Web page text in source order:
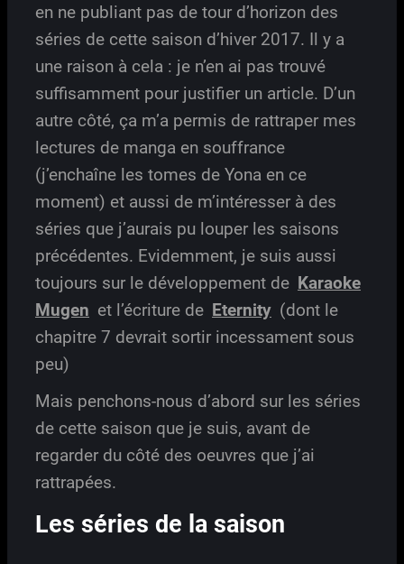
en ne publiant pas de tour d’horizon des
séries de cette saison d’hiver 2017. Il y a
une raison à cela : je n’en ai pas trouvé
suffisamment pour justifier un article. D’un
autre côté, ça m’a permis de rattraper mes
lectures de manga en souffrance
(j’enchaîne les tomes de Yona en ce
moment) et aussi de m’intéresser à des
séries que j’aurais pu louper les saisons
précédentes. Evidemment, je suis aussi
toujours sur le développement de Karaoke
Mugen et l’écriture de Eternity (dont le
chapitre 7 devrait sortir incessament sous
peu)
Mais penchons-nous d’abord sur les séries
de cette saison que je suis, avant de
regarder du côté des oeuvres que j’ai
rattrapées.
Les séries de la saison